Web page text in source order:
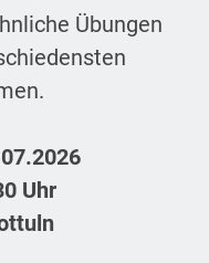
Übungen
Uhr